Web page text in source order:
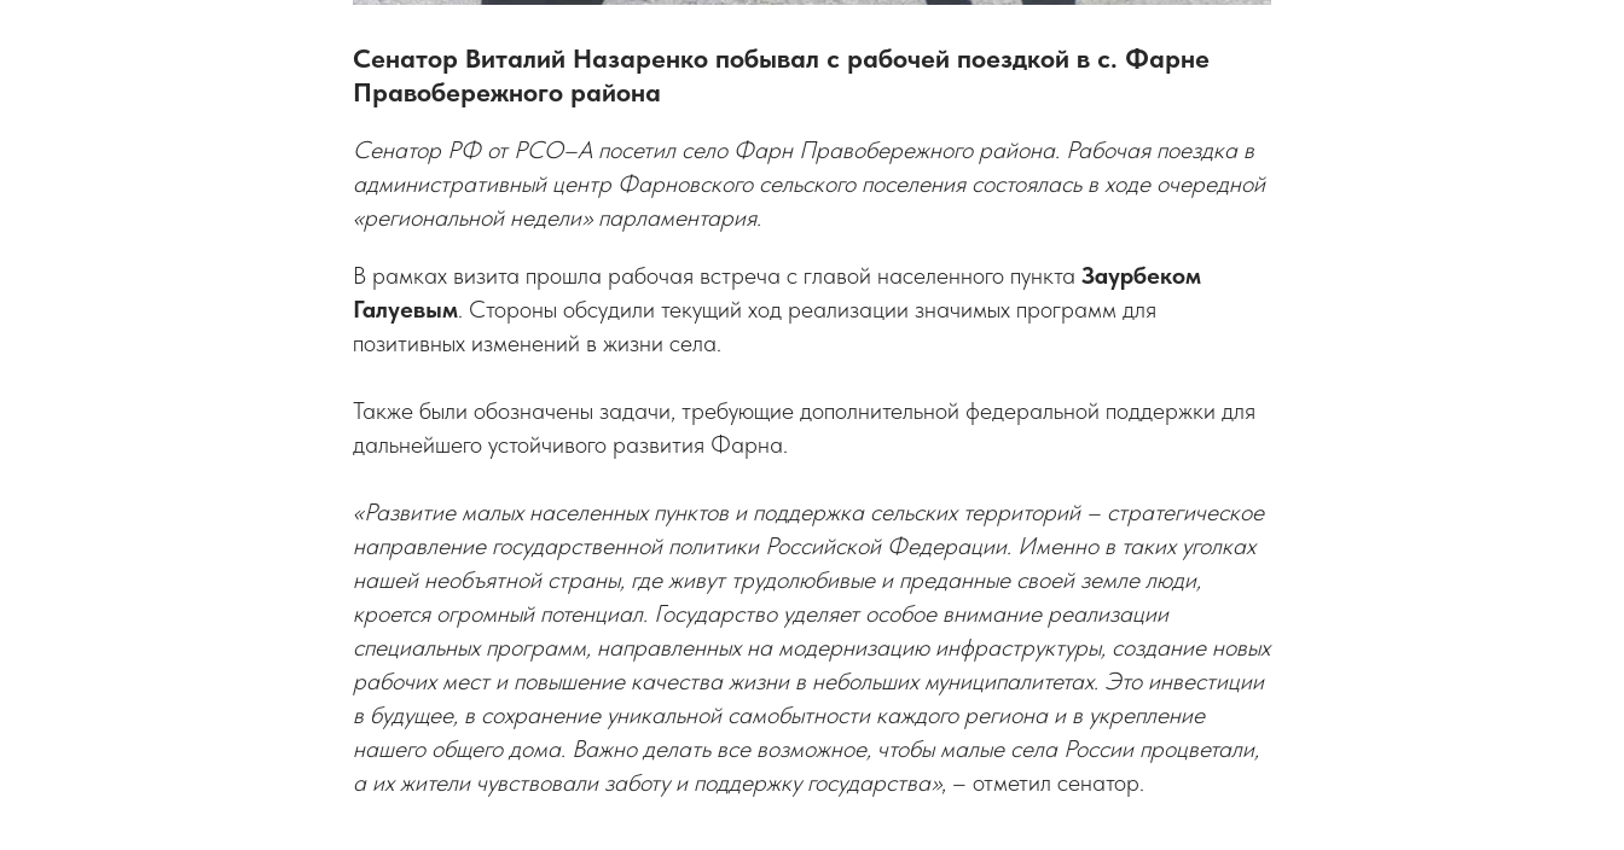
Сенатор Виталий Назаренко побывал с рабочей поездкой в с. Фарне
Правобережного района
Сенатор РФ от РСО–А посетил село Фарн Правобережного района. Рабочая поездка в
административный центр Фарновского сельского поселения состоялась в ходе очередной
«региональной недели» парламентария.
В рамках визита прошла рабочая встреча с главой населенного пункта Заурбеком
Галуевым. Стороны обсудили текущий ход реализации значимых программ для
позитивных изменений в жизни села.
Также были обозначены задачи, требующие дополнительной федеральной поддержки для
дальнейшего устойчивого развития Фарна.
«Развитие малых населенных пунктов и поддержка сельских территорий – стратегическое
направление государственной политики Российской Федерации. Именно в таких уголках
нашей необъятной страны, где живут трудолюбивые и преданные своей земле люди,
кроется огромный потенциал. Государство уделяет особое внимание реализации
специальных программ, направленных на модернизацию инфраструктуры, создание новых
рабочих мест и повышение качества жизни в небольших муниципалитетах. Это инвестиции
в будущее, в сохранение уникальной самобытности каждого региона и в укрепление
нашего общего дома. Важно делать все возможное, чтобы малые села России процветали,
а их жители чувствовали заботу и поддержку государства», – отметил сенатор.